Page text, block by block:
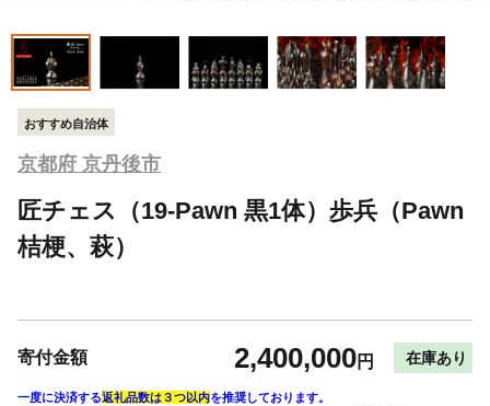
おすすめ自治体
京都府 京丹後市
匠チェス（19-Pawn 黒1体）歩兵（Pawn
桔梗、萩）
寄付金額 2,400,000円 在庫あり
一度に決済する返礼品数は３つ以内を推奨しております。